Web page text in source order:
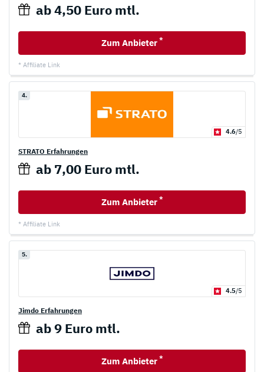
ab 4,50 Euro mtl.
Zum Anbieter *
* Affiliate Link
4.
4.6/5
STRATO Erfahrungen
ab 7,00 Euro mtl.
Zum Anbieter *
* Affiliate Link
5.
4.5/5
Jimdo Erfahrungen
ab 9 Euro mtl.
Zum Anbieter *